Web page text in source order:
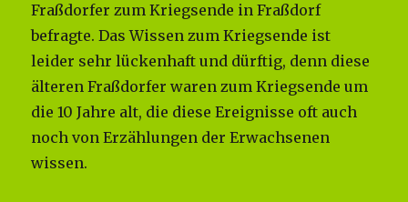
Fraßdorfer zum Kriegsende in Fraßdorf
befragte. Das Wissen zum Kriegsende ist
leider sehr lückenhaft und dürftig, denn diese
älteren Fraßdorfer waren zum Kriegsende um
die 10 Jahre alt, die diese Ereignisse oft auch
noch von Erzählungen der Erwachsenen
wissen.